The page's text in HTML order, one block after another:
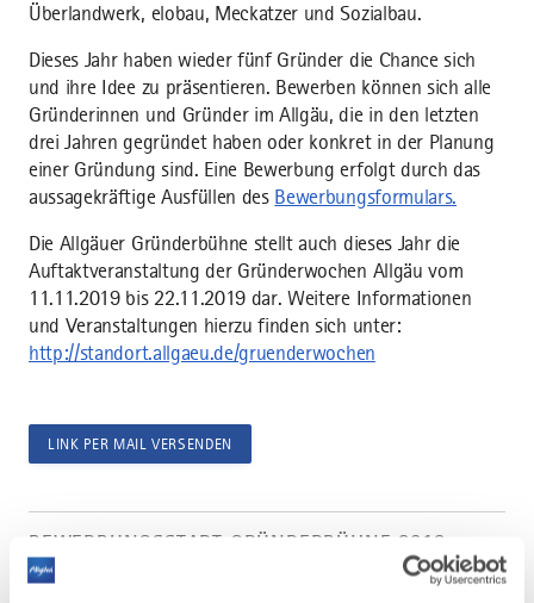
Überlandwerk, elobau, Meckatzer und Sozialbau.
Dieses Jahr haben wieder fünf Gründer die Chance sich
und ihre Idee zu präsentieren. Bewerben können sich alle
Gründerinnen und Gründer im Allgäu, die in den letzten
drei Jahren gegründet haben oder konkret in der Planung
einer Gründung sind. Eine Bewerbung erfolgt durch das
aussagekräftige Ausfüllen des Bewerbungsformulars.
Die Allgäuer Gründerbühne stellt auch dieses Jahr die
Auftaktveranstaltung der Gründerwochen Allgäu vom
11.11.2019 bis 22.11.2019 dar. Weitere Informationen
und Veranstaltungen hierzu finden sich unter:
http://standort.allgaeu.de/gruenderwochen
LINK PER MAIL VERSENDEN
BEWERBUNGSSTART GRÜNDERBÜHNE 2019
PDF
Bewerbungsstart
Gründerbühne
2019